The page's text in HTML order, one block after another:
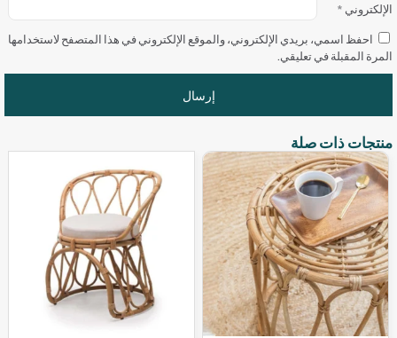
الإلكتروني *
احفظ اسمي، بريدي الإلكتروني، والموقع الإلكتروني في هذا المتصفح لاستخدامها
المرة المقبلة في تعليقي.
منتجات ذات صلة